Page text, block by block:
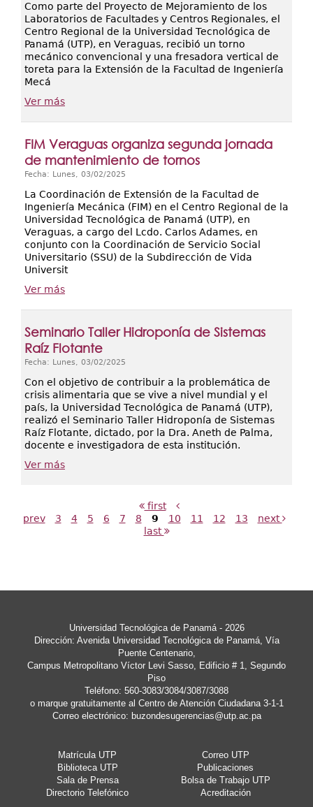
Como parte del Proyecto de Mejoramiento de los
Laboratorios de Facultades y Centros Regionales, el
Centro Regional de la Universidad Tecnológica de
Panamá (UTP), en Veraguas, recibió un torno
mecánico convencional y una fresadora vertical de
toreta para la Extensión de la Facultad de Ingeniería
Mecá
Ver más
FIM Veraguas organiza segunda jornada
de mantenimiento de tornos
Fecha: Lunes, 03/02/2025
La Coordinación de Extensión de la Facultad de
Ingeniería Mecánica (FIM) en el Centro Regional de la
Universidad Tecnológica de Panamá (UTP), en
Veraguas, a cargo del Lcdo. Carlos Adames, en
conjunto con la Coordinación de Servicio Social
Universitario (SSU) de la Subdirección de Vida
Universit
Ver más
Seminario Taller Hidroponía de Sistemas
Raíz Flotante
Fecha: Lunes, 03/02/2025
Con el objetivo de contribuir a la problemática de
crisis alimentaria que se vive a nivel mundial y el
país, la Universidad Tecnológica de Panamá (UTP),
realizó el Seminario Taller Hidroponía de Sistemas
Raíz Flotante, dictado, por la Dra. Aneth de Palma,
docente e investigadora de esta institución.
Ver más
first
prev
3 4 5 6 7 8 9 10 11 12 13
next
last
Universidad Tecnológica de Panamá - 2026
Dirección: Avenida Universidad Tecnológica de Panamá, Vía
Puente Centenario,
Campus Metropolitano Víctor Levi Sasso, Edificio # 1, Segundo
Piso
Teléfono: 560-3083/3084/3087/3088
o marque gratuitamente al Centro de Atención Ciudadana 3-1-1
Correo electrónico: buzondesugerencias@utp.ac.pa
Matrícula UTP
Correo UTP
Biblioteca UTP
Publicaciones
Sala de Prensa
Bolsa de Trabajo UTP
Directorio Telefónico
Acreditación